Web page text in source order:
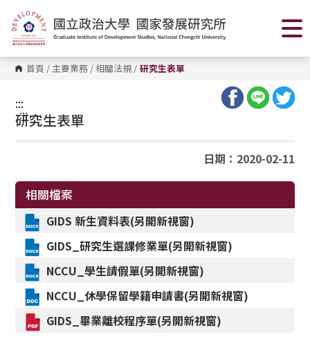
到
主
要
內
容
區 首頁 / 主要業務 /相關法規/ 研究生表單
:::
:::
研究生表單
日期：2020-02-11
相關檔案
GIDS 新生資料表(另開新視窗)
GIDS_研究生選課修業單(另開新視窗)
NCCU_學生請假單(另開新視窗)
NCCU_休學保留學籍申請書(另開新視窗)
GIDS_畢業離校程序單(另開新視窗)